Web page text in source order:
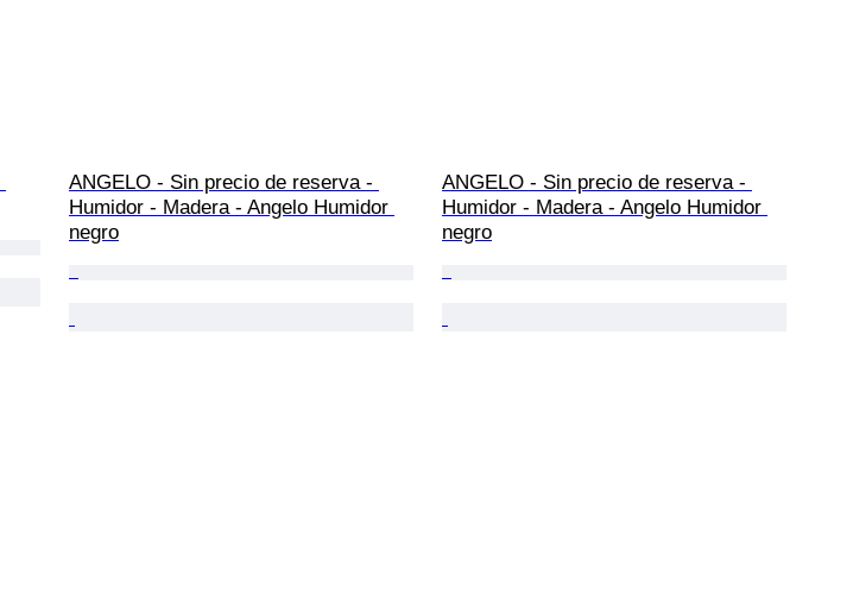
ANGELO - Sin precio de reserva -
Humidor - Madera - Angelo Humidor
negro
ANGELO - Sin precio de reserva -
Humidor - Madera - Angelo Humidor
negro